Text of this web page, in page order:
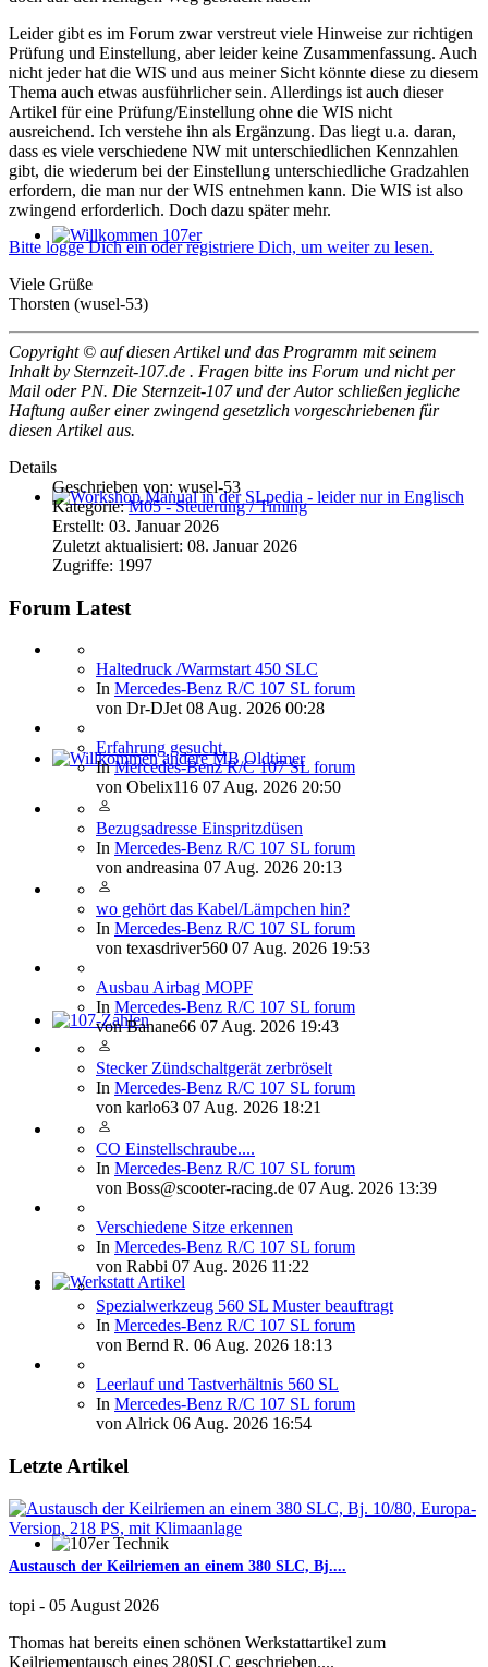
Willkommen 107er
Workshop Manual in der SLpedia - leider nur in Englisch
Willkommen andere MB Oldtimer
107-Zahlen
Werkstatt Artikel
107er Technik
Leider gibt es im Forum zwar verstreut viele Hinweise zur richtigen
Prüfung und Einstellung, aber leider keine Zusammenfassung. Auch
nicht jeder hat die WIS und aus meiner Sicht könnte diese zu diesem
Thema auch etwas ausführlicher sein. Allerdings ist auch dieser
Artikel für eine Prüfung/Einstellung ohne die WIS nicht
ausreichend. Ich verstehe ihn als Ergänzung. Das liegt u.a. daran,
dass es viele verschiedene NW mit unterschiedlichen Kennzahlen
gibt, die wiederum bei der Einstellung unterschiedliche Gradzahlen
erfordern, die man nur der WIS entnehmen kann. Die WIS ist also
zwingend erforderlich. Doch dazu später mehr.
Bitte logge Dich ein oder registriere Dich, um weiter zu lesen.
Viele Grüße
Thorsten (wusel-53)
Copyright © auf diesen Artikel und das Programm mit seinem
Inhalt by Sternzeit-107.de . Fragen bitte ins Forum und nicht per
Mail oder PN. Die Sternzeit-107 und der Autor schließen jegliche
Haftung außer einer zwingend gesetzlich vorgeschriebenen für
diesen Artikel aus.
Details
Geschrieben von: wusel-53
Kategorie:M05 - Steuerung / Timing
Erstellt: 03. Januar 2026
Zuletzt aktualisiert: 08. Januar 2026
Zugriffe: 1997
Forum Latest
Haltedruck /Warmstart 450 SLC
In Mercedes-Benz R/C 107 SL forum
von Dr-DJet 08 Aug. 2026 00:28
Erfahrung gesucht.
InMercedes-Benz R/C 107 SL forum
von Obelix116 07 Aug. 2026 20:50
Bezugsadresse Einspritzdüsen
In Mercedes-Benz R/C 107 SL forum
von andreasina 07 Aug. 2026 20:13
wo gehört das Kabel/Lämpchen hin?
In Mercedes-Benz R/C 107 SL forum
von texasdriver560 07 Aug. 2026 19:53
Ausbau Airbag MOPF
In Mercedes-Benz R/C 107 SL forum
vonBanane66 07 Aug. 2026 19:43
Stecker Zündschaltgerät zerbröselt
In Mercedes-Benz R/C 107 SL forum
von karlo63 07 Aug. 2026 18:21
CO Einstellschraube....
In Mercedes-Benz R/C 107 SL forum
von Boss@scooter-racing.de 07 Aug. 2026 13:39
Verschiedene Sitze erkennen
In Mercedes-Benz R/C 107 SL forum
von Rabbi 07 Aug. 2026 11:22
Spezialwerkzeug 560 SL Muster beauftragt
In Mercedes-Benz R/C 107 SL forum
von Bernd R. 06 Aug. 2026 18:13
Leerlauf und Tastverhältnis 560 SL
In Mercedes-Benz R/C 107 SL forum
von Alrick 06 Aug. 2026 16:54
Letzte Artikel
Austausch der Keilriemen an einem 380 SLC, Bj....
topi - 05 August 2026
Thomas hat bereits einen schönen Werkstattartikel zum
Keilriementausch eines 280SLC geschrieben....